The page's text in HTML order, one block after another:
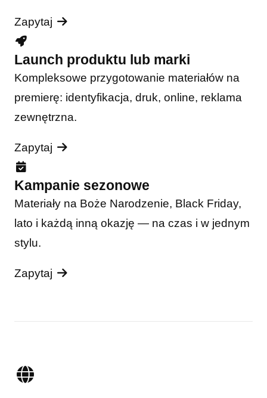
Zapytaj
Launch produktu lub marki
Kompleksowe przygotowanie materiałów na
premierę: identyfikacja, druk, online, reklama
zewnętrzna.
Zapytaj
Kampanie sezonowe
Materiały na Boże Narodzenie, Black Friday,
lato i każdą inną okazję — na czas i w jednym
stylu.
Zapytaj